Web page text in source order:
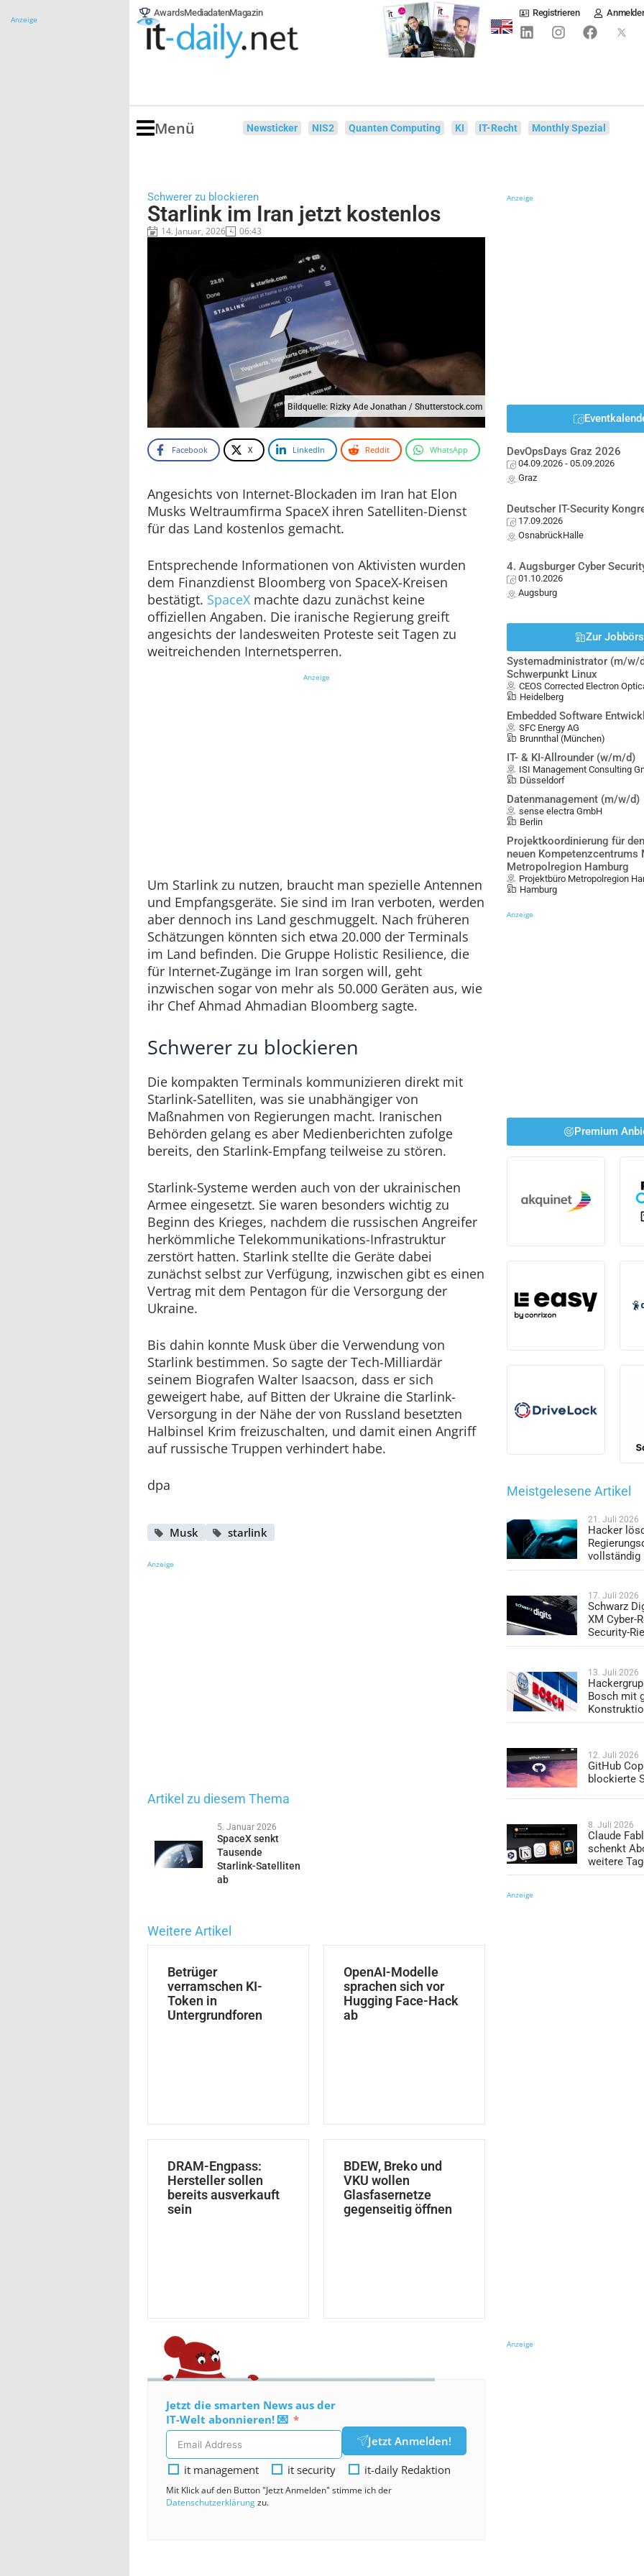
Anzeige
AwardsMediadatenMagazin Registrieren
Menü Newsticker NIS2 Quanten Computing KI IT-Recht Monthly Spezial
Schwerer zu blockieren
Starlink im Iran jetzt kostenlos
14. Januar, 2026 06:43
Bildquelle: Rizky Ade Jonathan / Shutterstock.com
Facebook X LinkedIn Reddit WhatsApp
Angesichts von Internet-Blockaden im Iran hat Elon
Musks Weltraumfirma SpaceX ihren Satelliten-Dienst
für das Land kostenlos gemacht.
Entsprechende Informationen von Aktivisten wurden
dem Finanzdienst Bloomberg von SpaceX-Kreisen
bestätigt. SpaceX machte dazu zunächst keine
offiziellen Angaben. Die iranische Regierung greift
angesichts der landesweiten Proteste seit Tagen zu
weitreichenden Internetsperren.
Anzeige
Um Starlink zu nutzen, braucht man spezielle Antennen
und Empfangsgeräte. Sie sind im Iran verboten, werden
aber dennoch ins Land geschmuggelt. Nach früheren
Schätzungen könnten sich etwa 20.000 der Terminals
im Land befinden. Die Gruppe Holistic Resilience, die
für Internet-Zugänge im Iran sorgen will, geht
inzwischen sogar von mehr als 50.000 Geräten aus, wie
ihr Chef Ahmad Ahmadian Bloomberg sagte.
Schwerer zu blockieren
Die kompakten Terminals kommunizieren direkt mit
Starlink-Satelliten, was sie unabhängiger von
Maßnahmen von Regierungen macht. Iranischen
Behörden gelang es aber Medienberichten zufolge
bereits, den Starlink-Empfang teilweise zu stören.
Starlink-Systeme werden auch von der ukrainischen
Armee eingesetzt. Sie waren besonders wichtig zu
Beginn des Krieges, nachdem die russischen Angreifer
herkömmliche Telekommunikations-Infrastruktur
zerstört hatten. Starlink stellte die Geräte dabei
zunächst selbst zur Verfügung, inzwischen gibt es einen
Vertrag mit dem Pentagon für die Versorgung der
Ukraine.
Bis dahin konnte Musk über die Verwendung von
Starlink bestimmen. So sagte der Tech-Milliardär
seinem Biografen Walter Isaacson, dass er sich
geweigert habe, auf Bitten der Ukraine die Starlink-
Versorgung in der Nähe der von Russland besetzten
Halbinsel Krim freizuschalten, und damit einen Angriff
auf russische Truppen verhindert habe.
dpa
Musk starlink
Anzeige
Artikel zu diesem Thema
5. Januar 2026
SpaceX senkt
Tausende
Starlink-Satelliten
ab
Weitere Artikel
Betrüger
verramschen KI-
Token in
Untergrundforen
OpenAI-Modelle
sprachen sich vor
Hugging Face-Hack
ab
DRAM-Engpass:
Hersteller sollen
bereits ausverkauft
sein
BDEW, Breko und
VKU wollen
Glasfasernetze
gegenseitig öffnen
Jetzt die smarten News aus der
IT-Welt abonnieren! 💌
Jetzt Anmelden!
it management
it security it-daily Redaktion
Mit Klick auf den Button "Jetzt Anmelden" stimme ich der
Datenschutzerklärungzu.
Anzeige
DevOpsDays Graz 2026
04.09.2026 - 05.09.2026
Graz
Deutscher IT-Security
17.09.2026
OsnabrückHalle
4. Augsburger Cyber
01.10.2026
Augsburg
Zur
Systemadministrator (m/w/
Schwerpunkt Linux
CEOS Corrected Electron
Heidelberg
Embedded Software
SFC Energy AG
Brunnthal (München)
IT- & KI-Allrounder (w/m/d)
ISI Management Consulting
Düsseldorf
Datenmanagement (m/w/d)
sense electra GmbH
Berlin
Projektkoordinierung für
neuen
Metropolregion Hamburg
Projektbüro Metropolregion
Hamburg
Anzeige
Premium
Meistgelesene Artikel
21. Juli 2026
Hacker
vollständig
17. Juli 2026
Schwarz
XM Cyber-
Security-
13. Juli 2026
Bosch mit
12. Juli 2026
GitHub
blockierte
8. Juli 2026
Claude
schenkt
weitere
Anzeige
Anzeige